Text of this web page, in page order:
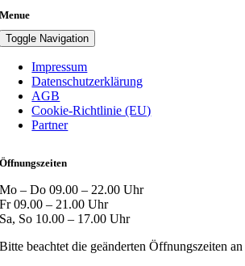
Menue
Toggle Navigation
Impressum
Datenschutzerklärung
AGB
Cookie-Richtlinie (EU)
Partner
Öffnungszeiten
Mo – Do 09.00 – 22.00 Uhr
Fr 09.00 – 21.00 Uhr
Sa, So 10.00 – 17.00 Uhr
Bitte beachtet die geänderten Öffnungszeiten